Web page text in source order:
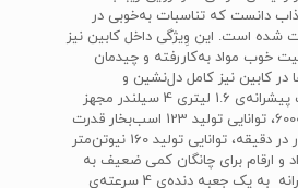
دانست که تناسبات به‌خوبی در
شده است. این وِیژگی داخل کابین نیز
خوب مواد به‌کاررفته و چیدمان
در کابین نیز کامل دل‌نشین و
زیباست.CS 35 به یک پیشرانه‌ی 1.6 لیتری 4 سیلندر مجهز
شده است که در دور 6000، توانایی تولید 123 اسب‌بخار قدرت
و در 4000 الی 5000 دور در دقیقه، توانایی تولید 160 نیوتن‌متر
و ارقام برای چانگان کمی ضعیف به
نظر می‌رسند. این پیشرانه به یک جعبه دنده‌ی 4 سرعته‌ی